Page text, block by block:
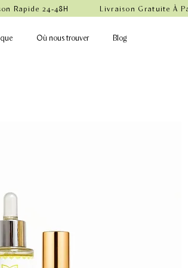
Rapide 24-48H            Livraison Gratuite
Où nous trouver Blog